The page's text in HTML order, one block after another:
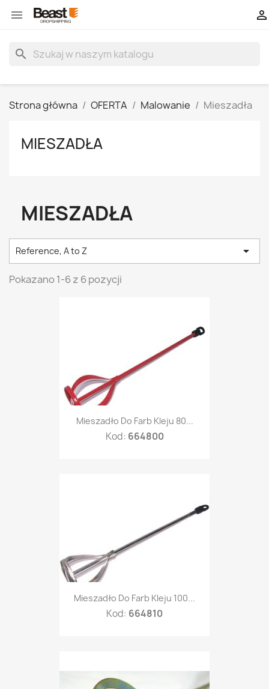
 
search
Strona główna OFERTA Malowanie Mieszadła
MIESZADŁA
MIESZADŁA
Reference, A to Z 
Pokazano 1-6 z 6 pozycji
Mieszadło Do Farb Kleju 80...
Kod: 664800
Mieszadło Do Farb Kleju 100...
Kod: 664810